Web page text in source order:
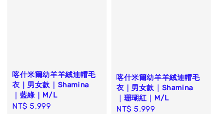
喀什米爾幼羊羊絨連帽毛
衣｜男女款｜Shamina
｜藍綠｜M/L
Regular
NT$ 5,999
喀什米爾幼羊羊絨連帽毛
衣｜男女款｜Shamina
｜珊瑚紅｜M/L
Regular
NT$ 5,999